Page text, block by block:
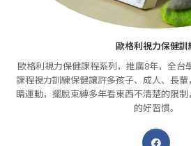
歐格利視力保健訓
歐格利視力保健課程系列，推廣8年，全台
課程視力訓練保健讓許多孩子、成人、長
睛運動，擺脫束縛多年看東西不清楚的限
的好習慣。